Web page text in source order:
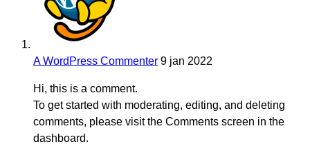
A WordPress Commenter 9 jan 2022
Hi, this is a comment.
To get started with moderating, editing, and deleting
comments, please visit the Comments screen in the
dashboard.